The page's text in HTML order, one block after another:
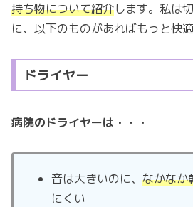
持ち物について紹介します。私は
に、以下のものがあればもっと快
ドライヤー
病院のドライヤーは・・・
音は大きいのに、なかなか
にくい